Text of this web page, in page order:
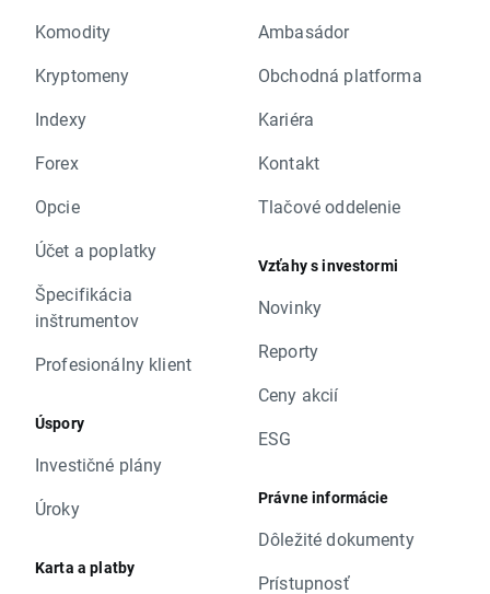
Komodity
Kryptomeny
Indexy
Forex
Opcie
Účet a poplatky
Špecifikácia
inštrumentov
Profesionálny klient
Úspory
Investičné plány
Úroky
Karta a platby
Ambasádor
Obchodná platforma
Kariéra
Kontakt
Tlačové oddelenie
Vzťahy s investormi
Novinky
Reporty
Ceny akcií
ESG
Právne informácie
Dôležité dokumenty
Prístupnosť